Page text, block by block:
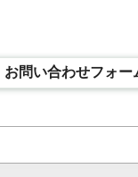
お問い合わせフォー